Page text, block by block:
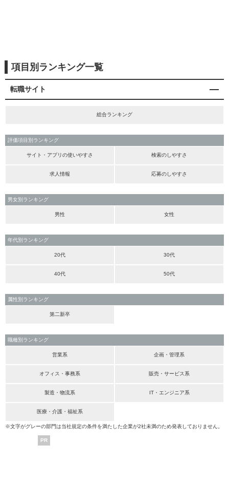
項目別ランキング一覧
転職サイト
総合ランキング
評価項目別ランキング
サイト・アプリの使いやすさ 検索のしやすさ
求人情報 応募のしやすさ
男女別ランキング
男性 女性
年代別ランキング
20代 30代
40代 50代
属性別ランキング
第二新卒
職種別ランキング
営業系 企画・管理系
オフィス・事務系 販売・サービス系
製造・物流系 IT・エンジニア系
医療・介護・福祉系
※文字がグレーの部門は当社規定の条件を満たした企業が2社未満のため発表しておりません。
PR